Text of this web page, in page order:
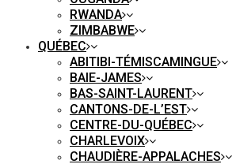
RWANDA
ZIMBABWE
QUÉBEC
ABITIBI-TÉMISCAMINGUE
BAIE-JAMES
BAS-SAINT-LAURENT
CANTONS-DE-L’EST
CENTRE-DU-QUÉBEC
CHARLEVOIX
CHAUDIÈRE-APPALACHES